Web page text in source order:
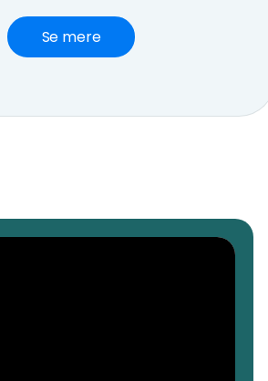
Se mere